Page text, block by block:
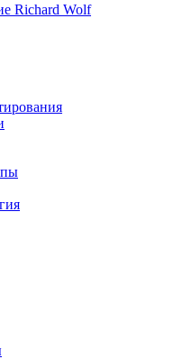
Richard Wolf